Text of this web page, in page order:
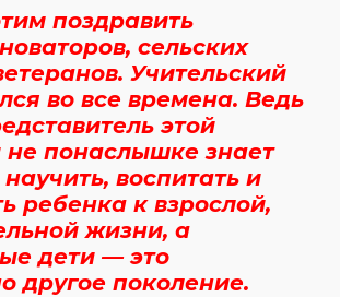
поздравить
сельских
Учительский
во все времена. Ведь
этой
понаслышке знает
научить, воспитать и
ребенка к взрослой,
жизни, а
дети — это
другое поколение.